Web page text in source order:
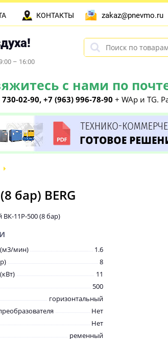
– 16:00
с нами по
02-90, +7 (963) 996-78-90 + WAp и TG.
КОНТАКТЫ zakaz@pnevmo.ru
бар) BERG
11Р-500 (8 бар)
(м3/мин)
1.6
8
11
500
горизонтальный
Нет
Нет
ременный